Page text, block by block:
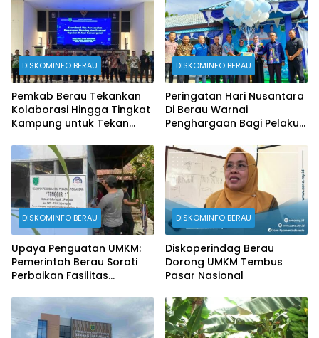
DISKOMINFO BERAU
Pemkab Berau Tekankan
Kolaborasi Hingga Tingkat
Kampung untuk Tekan
DISKOMINFO BERAU
Peringatan Hari Nusantara
Di Berau Warnai
Penghargaan Bagi Pelaku
DISKOMINFO BERAU
Upaya Penguatan UMKM:
Pemerintah Berau Soroti
Perbaikan Fasilitas
DISKOMINFO BERAU
Diskoperindag Berau
Dorong UMKM Tembus
Pasar Nasional